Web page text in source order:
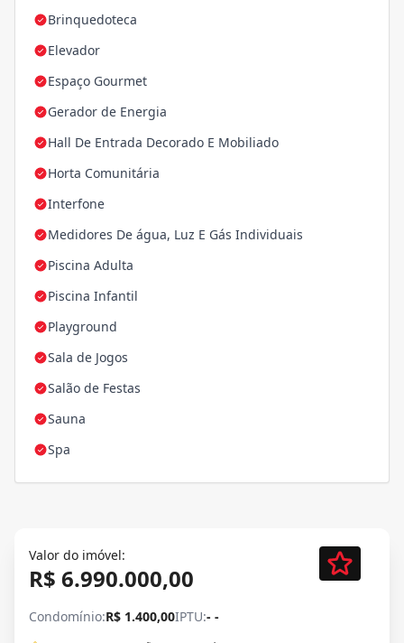
Brinquedoteca
Elevador
Espaço Gourmet
Gerador de Energia
Hall De Entrada Decorado E Mobiliado
Horta Comunitária
Interfone
Medidores De água, Luz E Gás Individuais
Piscina Adulta
Piscina Infantil
Playground
Sala de Jogos
Salão de Festas
Sauna
Spa
Valor do imóvel:
R$ 6.990.000,00
Condomínio:R$ 1.400,00IPTU:- -